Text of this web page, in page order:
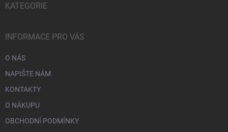
KATEGORIE
INFORMACE PRO VÁS
O NÁS
NAPIŠTE NÁM
KONTAKTY
O NÁKUPU
OBCHODNÍ PODMÍNKY